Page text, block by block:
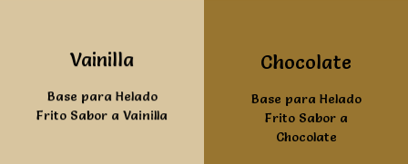
Vainilla
Base para Helado
Frito Sabor a Vainilla
Ver mas Chocolate
Base para Helado
Frito Sabor a
Chocolate